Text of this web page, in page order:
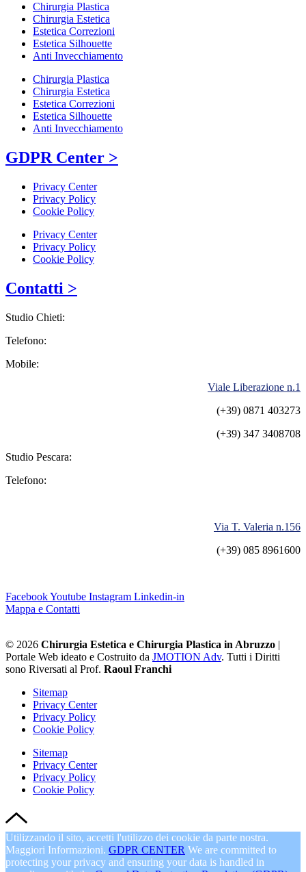
Chirurgia Plastica
Chirurgia Estetica
Estetica Correzioni
Estetica Silhouette
Anti Invecchiamento
Chirurgia Plastica
Chirurgia Estetica
Estetica Correzioni
Estetica Silhouette
Anti Invecchiamento
GDPR Center >
Privacy Center
Privacy Policy
Cookie Policy
Privacy Center
Privacy Policy
Cookie Policy
Contatti >
Studio Chieti:
Telefono:
Mobile:
Viale Liberazione n.1
(+39) 0871 403273
(+39) 347 3408708
Studio Pescara:
Telefono:
Via T. Valeria n.156
(+39) 085 8961600
FacebookYoutube Instagram Linkedin-in
Mappa e Contatti
© 2026 Chirurgia Estetica e Chirurgia Plastica in Abruzzo |
Portale Web ideato e Costruito da JMOTION Adv. Tutti i Diritti
sono Riversati al Prof. Raoul Franchi
Sitemap
Privacy Center
Privacy Policy
Cookie Policy
Sitemap
Privacy Center
Privacy Policy
Cookie Policy
Utilizzando il sito, accetti l'utilizzo dei cookie da parte nostra.
Maggiori Informazioni. GDPR CENTER We are committed to
protecting your privacy and ensuring your data is handled in